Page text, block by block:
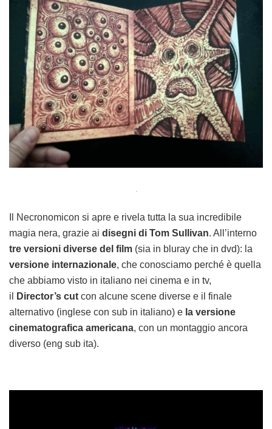
.
Il Necronomicon si apre e rivela tutta la sua incredibile
magia nera, grazie ai disegni di Tom Sullivan. All’interno
tre versioni diverse del film (sia in bluray che in dvd): la
versione internazionale, che conosciamo perché è quella
che abbiamo visto in italiano nei cinema e in tv,
il
Director’s cut con alcune scene diverse e il finale
alternativo (inglese con sub in italiano) e la versione
cinematografica americana, con un montaggio ancora
diverso (eng sub ita).